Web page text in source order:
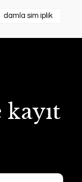
damla sim iplik